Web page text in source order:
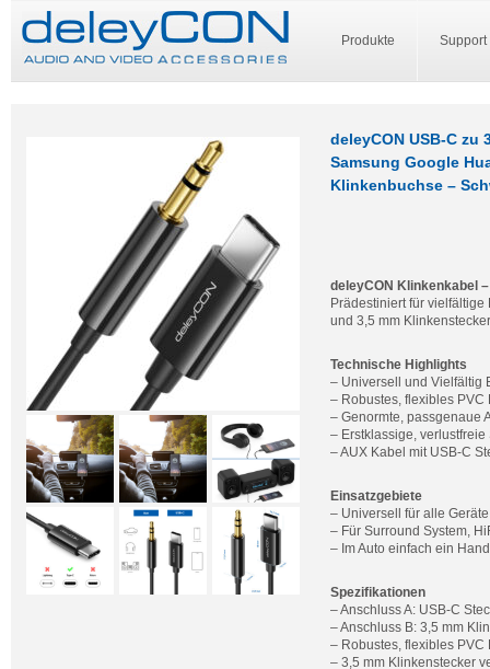
Produkte Support
deleyCON USB-C
Samsung Google
Klinkenbuchse –
deleyCON Klinkenkabel
Prädestiniert für
und 3,5 mm
Technische Highlights
– Universell und Vielfältig
– Robustes, flexibles PVC
– Genormte, passgenaue
– Erstklassige,
– AUX Kabel mit USB-C
Einsatzgebiete
– Universell für alle
– Für Surround System,
– Im Auto einfach ein
Spezifikationen
– Anschluss A: USB-C
– Anschluss B: 3,5 mm
– Robustes, flexibles PVC
– 3,5 mm Klinkenstecker